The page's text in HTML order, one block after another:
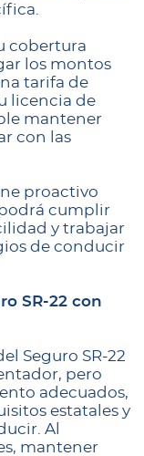
cobertura
los montos
tarifa de
licencia de
mantener
con las
proactivo
podrá cumplir
y trabajar
de conducir
SR-22 con
Seguro SR-22
pero
adecuados,
estatales y
Al
mantener